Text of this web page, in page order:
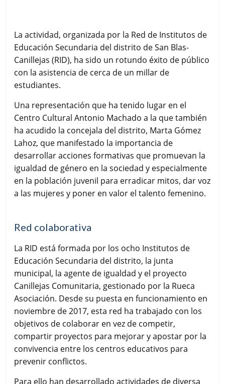
La actividad, organizada por la Red de Institutos de
Educación Secundaria del distrito de San Blas-
Canillejas (RID), ha sido un rotundo éxito de público
con la asistencia de cerca de un millar de
estudiantes.
Una representación que ha tenido lugar en el
Centro Cultural Antonio Machado a la que también
ha acudido la concejala del distrito, Marta Gómez
Lahoz, que manifestado la importancia de
desarrollar acciones formativas que promuevan la
igualdad de género en la sociedad y especialmente
en la población juvenil para erradicar mitos, dar voz
a las mujeres y poner en valor el talento femenino.
Red colaborativa
La RID está formada por los ocho Institutos de
Educación Secundaria del distrito, la junta
municipal, la agente de igualdad y el proyecto
Canillejas Comunitaria, gestionado por la Rueca
Asociación. Desde su puesta en funcionamiento en
noviembre de 2017, esta red ha trabajado con los
objetivos de colaborar en vez de competir,
compartir proyectos para mejorar y apostar por la
convivencia entre los centros educativos para
prevenir conflictos.
Para ello han desarrollado actividades de diversa